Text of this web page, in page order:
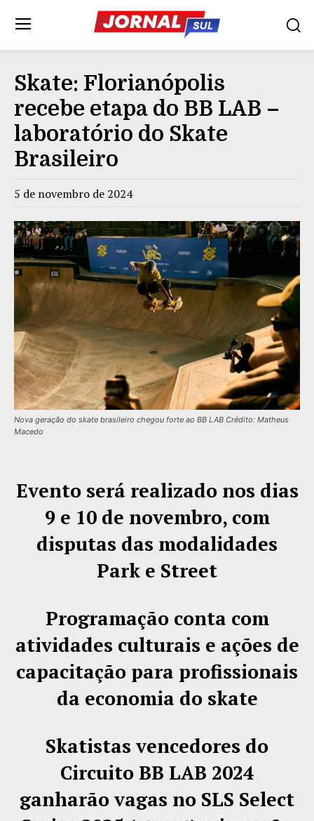
Skate: Florianópolis
recebe etapa do BB LAB –
laboratório do Skate
Brasileiro
5 de novembro de 2024
Nova geração do skate brasileiro chegou forte ao BB LAB Crédito: Matheus
Macedo
Evento será realizado nos dias
9 e 10 de novembro, com
disputas das modalidades
Park e Street
Programação conta com
atividades culturais e ações de
capacitação para profissionais
da economia do skate
Skatistas vencedores do
Circuito BB LAB 2024
ganharão vagas no SLS Select